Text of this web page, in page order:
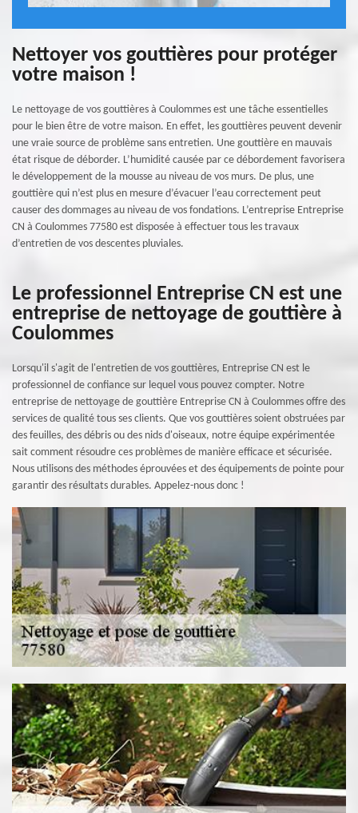
Nettoyer vos gouttières pour protéger
votre maison !
Le nettoyage de vos gouttières à Coulommes est une tâche essentielles
pour le bien être de votre maison. En effet, les gouttières peuvent devenir
une vraie source de problème sans entretien. Une gouttière en mauvais
état risque de déborder. L’humidité causée par ce débordement favorisera
le développement de la mousse au niveau de vos murs. De plus, une
gouttière qui n’est plus en mesure d’évacuer l’eau correctement peut
causer des dommages au niveau de vos fondations. L’entreprise Entreprise
CN à Coulommes 77580 est disposée à effectuer tous les travaux
d’entretien de vos descentes pluviales.
Le professionnel Entreprise CN est une
entreprise de nettoyage de gouttière à
Coulommes
Lorsqu'il s'agit de l'entretien de vos gouttières, Entreprise CN est le
professionnel de confiance sur lequel vous pouvez compter. Notre
entreprise de nettoyage de gouttière Entreprise CN à Coulommes offre des
services de qualité tous ses clients. Que vos gouttières soient obstruées par
des feuilles, des débris ou des nids d'oiseaux, notre équipe expérimentée
sait comment résoudre ces problèmes de manière efficace et sécurisée.
Nous utilisons des méthodes éprouvées et des équipements de pointe pour
garantir des résultats durables. Appelez-nous donc !